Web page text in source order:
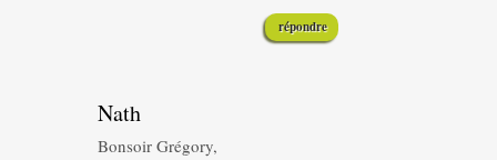
répondre
Nath
Bonsoir Grégory,